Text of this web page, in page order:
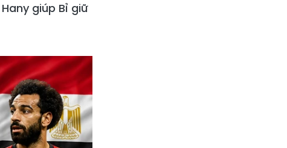
giúp Bỉ giữ